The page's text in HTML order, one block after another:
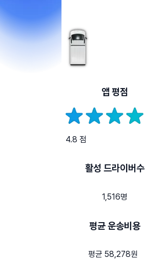
앱 평점
4.8 점
활성 드라이버수
1,516명
평균 운송비용
평균 58,278원